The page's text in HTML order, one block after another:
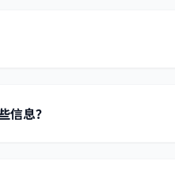
信息？